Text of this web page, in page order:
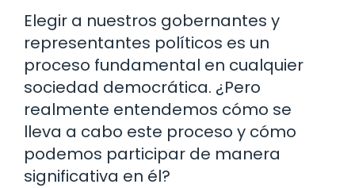
Elegir a nuestros gobernantes y
representantes políticos es un
proceso fundamental en cualquier
sociedad democrática. ¿Pero
realmente entendemos cómo se
lleva a cabo este proceso y cómo
podemos participar de manera
significativa en él?